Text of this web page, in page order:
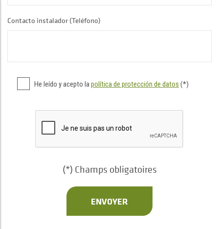
Contacto instalador (Teléfono)
He leído y acepto lapolítica de protección de datos (*)
(*) Champs obligatoires
ENVOYER